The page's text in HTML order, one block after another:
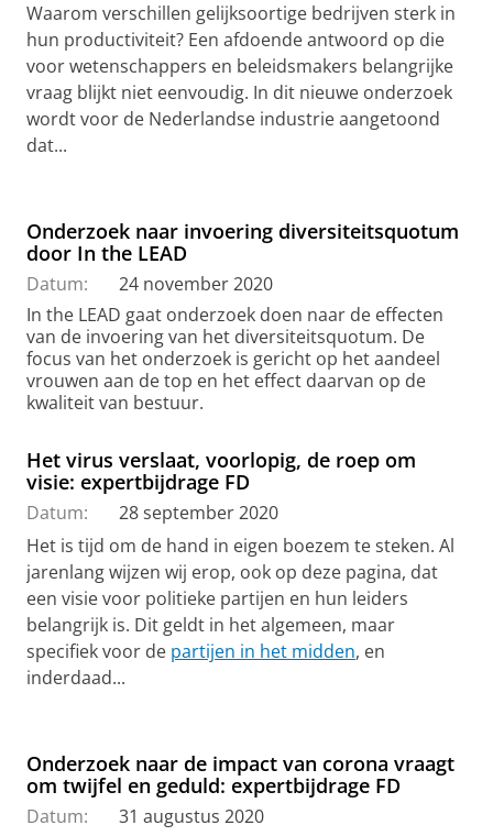
Waarom verschillen gelijksoortige bedrijven sterk in
hun productiviteit? Een afdoende antwoord op die
voor wetenschappers en beleidsmakers belangrijke
vraag blijkt niet eenvoudig. In dit nieuwe onderzoek
wordt voor de Nederlandse industrie aangetoond
dat...
Onderzoek naar invoering diversiteitsquotum
door In the LEAD
Datum:
24 november 2020
In the LEAD gaat onderzoek doen naar de effecten
van de invoering van het diversiteitsquotum. De
focus van het onderzoek is gericht op het aandeel
vrouwen aan de top en het effect daarvan op de
kwaliteit van bestuur.
Het virus verslaat, voorlopig, de roep om
visie: expertbijdrage FD
Datum:
28 september 2020
Het is tijd om de hand in eigen boezem te steken. Al
jarenlang wijzen wij erop, ook op deze pagina, dat
een visie voor politieke partijen en hun leiders
belangrijk is. Dit geldt in het algemeen, maar
specifiek voor de partijen in het midden, en
inderdaad...
Onderzoek naar de impact van corona vraagt
om twijfel en geduld: expertbijdrage FD
Datum:
31 augustus 2020